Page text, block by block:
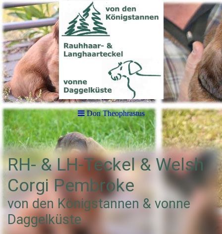
Don Theophrastus
RH- & LH-Teckel & Welsh
Corgi Pembroke
von den Königstannen & vonne
Daggelküste